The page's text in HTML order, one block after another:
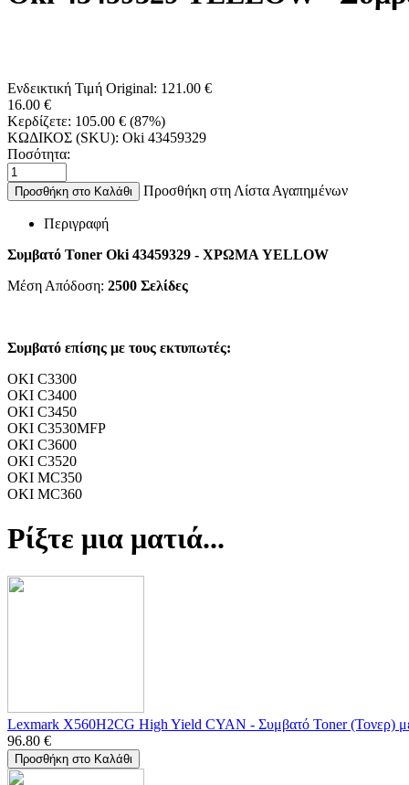
Ενδεικτική Τιμή Original: 121.00 €
16.00 €
Κερδίζετε: 105.00 € (87%)
ΚΩΔΙΚΟΣ (SKU): Oki 43459329
Ποσότητα:
Προσθήκη στο Καλάθι Προσθήκη στη Λίστα Αγαπημένων
Περιγραφή
Συμβατό Toner Oki 43459329 - ΧΡΩΜΑ YELLOW
Μέση Απόδοση: 2500 Σελίδες
Συμβατό επίσης με τους εκτυπωτές:
OKI C3300
OKI C3400
OKI C3450
OKI C3530MFP
OKI C3600
OKI C3520
OKI MC350
OKI MC360
Ρίξτε μια ματιά...
Lexmark X560H2CG High Yield CYAN - Συμβατό Toner (Τονερ)
96.80 €
Προσθήκη στο Καλάθι